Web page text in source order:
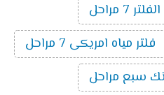
مراحل
فلتر مياه امريكى 7 مراحل
سبع مراحل